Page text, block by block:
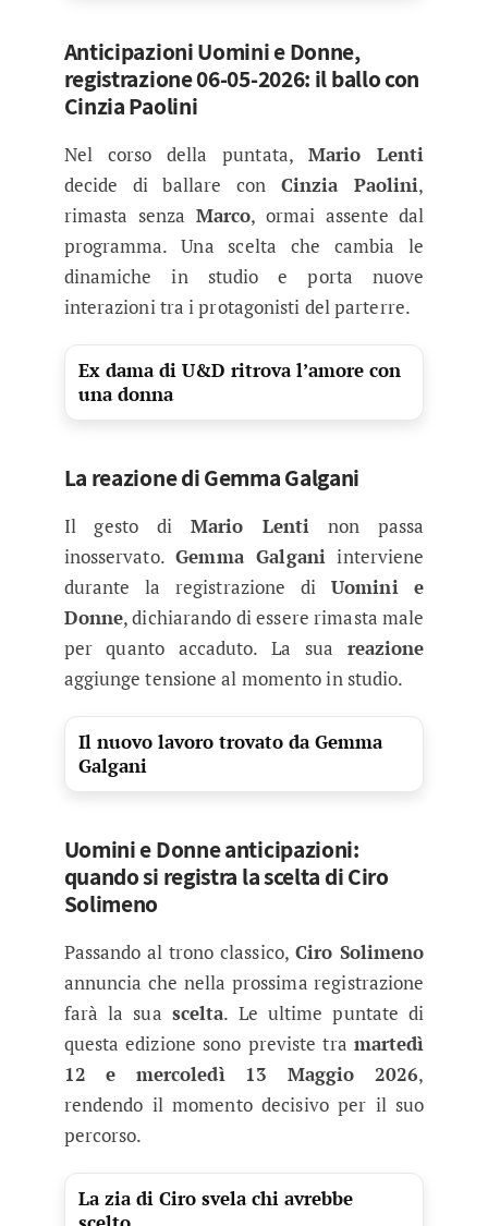
Anticipazioni Uomini e Donne,
registrazione 06-05-2026: il ballo con
Cinzia Paolini
Nel corso della puntata, Mario Lenti
decide di ballare con Cinzia Paolini,
rimasta senza Marco, ormai assente dal
programma. Una scelta che cambia le
dinamiche in studio e porta nuove
interazioni tra i protagonisti del parterre.
Ex dama di U&D ritrova l’amore con
una donna
La reazione di Gemma Galgani
Il gesto di Mario Lenti non passa
inosservato.Gemma Galganiinterviene
durante la registrazione di Uomini e
Donne, dichiarando di essere rimasta male
per quanto accaduto. La sua reazione
aggiunge tensione al momento in studio.
Il nuovo lavoro trovato da Gemma
Galgani
Uomini e Donne anticipazioni:
quando si registra la scelta di Ciro
Solimeno
Passando al trono classico, Ciro Solimeno
annuncia che nella prossima registrazione
farà la sua scelta. Le ultime puntate di
questa edizione sono previste tra martedì
12 e mercoledì 13 Maggio 2026,
rendendo il momento decisivo per il suo
percorso.
La zia di Ciro svela chi avrebbe